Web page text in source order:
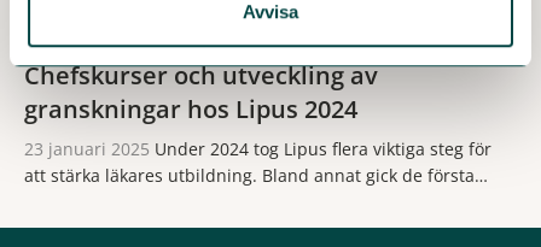
Avvisa
Genomlysningen är ett pilotprojekt initierat av
specialitetsföreningarna tillsammans med Lipus.
Chefskurser och utveckling av
granskningar hos Lipus 2024
23 januari 2025 Under 2024 tog Lipus flera viktiga steg för
att stärka läkares utbildning. Bland annat gick de första
Lipus Utbildning, och arbetet med att ta fram en modell för